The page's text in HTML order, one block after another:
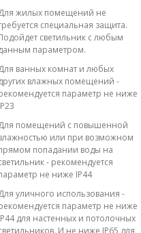
жилых помещений не
специальная защита.
светильник с любым
параметром.
ванных комнат и любых
влажных помещений -
параметр не ниже
помещений с повышенной
или при возможном
попадании воды на
- рекомендуется
не ниже IP44
уличного использования -
параметр не ниже
для настенных и потолочных
И не ниже IP65 для